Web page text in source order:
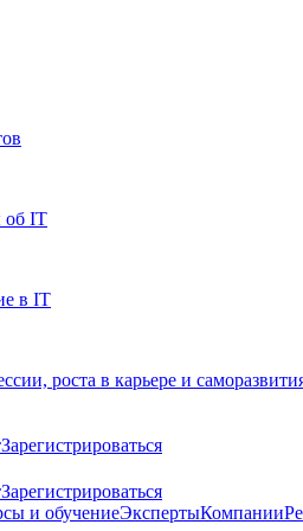
об IT
в IT
роста в карьере и
Зарегистрироваться
Зарегистрироваться
и обучениеЭкспертыКомпании